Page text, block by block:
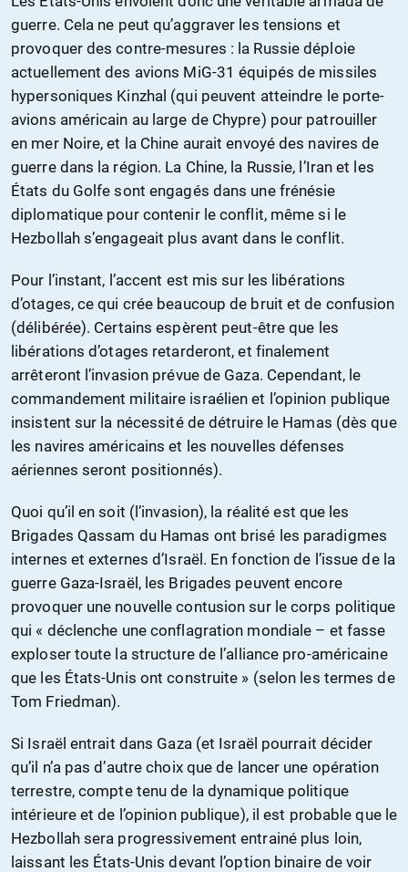
guerre. Cela ne peut qu’aggraver les tensions et
provoquer des contre-mesures : la Russie déploie
actuellement des avions MiG-31 équipés de missiles
hypersoniques Kinzhal (qui peuvent atteindre le porte-
avions américain au large de Chypre) pour patrouiller
en mer Noire, et la Chine aurait envoyé des navires de
guerre dans la région. La Chine, la Russie, l’Iran et les
États du Golfe sont engagés dans une frénésie
diplomatique pour contenir le conflit, même si le
Hezbollah s’engageait plus avant dans le conflit.
Pour l’instant, l’accent est mis sur les libérations
d’otages, ce qui crée beaucoup de bruit et de confusion
(délibérée). Certains espèrent peut-être que les
libérations d’otages retarderont, et finalement
arrêteront l’invasion prévue de Gaza. Cependant, le
commandement militaire israélien et l’opinion publique
insistent sur la nécessité de détruire le Hamas (dès que
les navires américains et les nouvelles défenses
aériennes seront positionnés).
Quoi qu’il en soit (l’invasion), la réalité est que les
Brigades Qassam du Hamas ont brisé les paradigmes
internes et externes d’Israël. En fonction de l’issue de la
guerre Gaza-Israël, les Brigades peuvent encore
provoquer une nouvelle contusion sur le corps politique
qui « déclenche une conflagration mondiale – et fasse
exploser toute la structure de l’alliance pro-américaine
que les États-Unis ont construite » (selon les termes de
Tom Friedman).
Si Israël entrait dans Gaza (et Israël pourrait décider
qu’il n’a pas d’autre choix que de lancer une opération
terrestre, compte tenu de la dynamique politique
intérieure et de l’opinion publique), il est probable que le
Hezbollah sera progressivement entrainé plus loin,
laissant les États-Unis devant l’option binaire de voir